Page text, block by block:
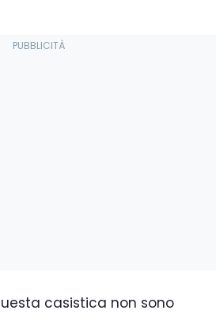
casistica non sono